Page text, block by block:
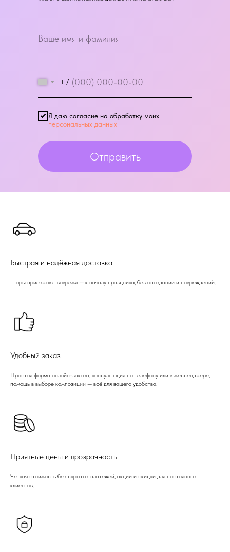
+7
Я даю согласие на обработку моих
персональных данных
Отправить
Быстрая и надёжная доставка
Шары приезжают вовремя — к началу праздника, без опозданий и повреждений.
Удобный заказ
Простая форма онлайн-заказа, консультация по телефону или в мессенджере,
помощь в выборе композиции — всё для вашего удобства.
Приятные цены и прозрачность
Четкая стоимость без скрытых платежей, акции и скидки для постоянных
клиентов.